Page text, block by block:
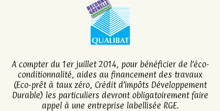
A compter du 1er juillet 2014, pour bénéficier de l’éco-
conditionnalité, aides au financement des travaux
(Eco-prêt à taux zéro, Crédit d’impôts Développement
Durable) les particuliers devront obligatoirement faire
appel à une entreprise labellisée RGE.